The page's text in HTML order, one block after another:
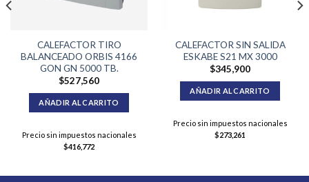
CALEFACTOR TIRO
BALANCEADO ORBIS 4166
GON GN 5000 TB.
$527,560
AÑADIR AL CARRITO
Precio sin impuestos nacionales
$416,772
CALEFACTOR SIN SALIDA
ESKABE S21 MX 3000
$345,900
AÑADIR AL CARRITO
Precio sin impuestos nacionales
$273,261